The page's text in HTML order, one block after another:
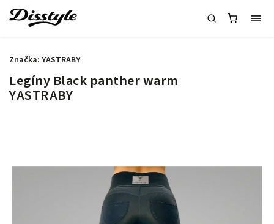
Legíny Black panther warm
YASTRABY
Značka: YASTRABY